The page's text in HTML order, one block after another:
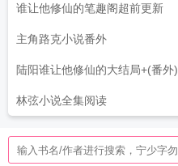
谁让他修仙的笔趣阁超前更新
主角路克小说番外
陆阳谁让他修仙的大结局+(番外)
林弦小说全集阅读